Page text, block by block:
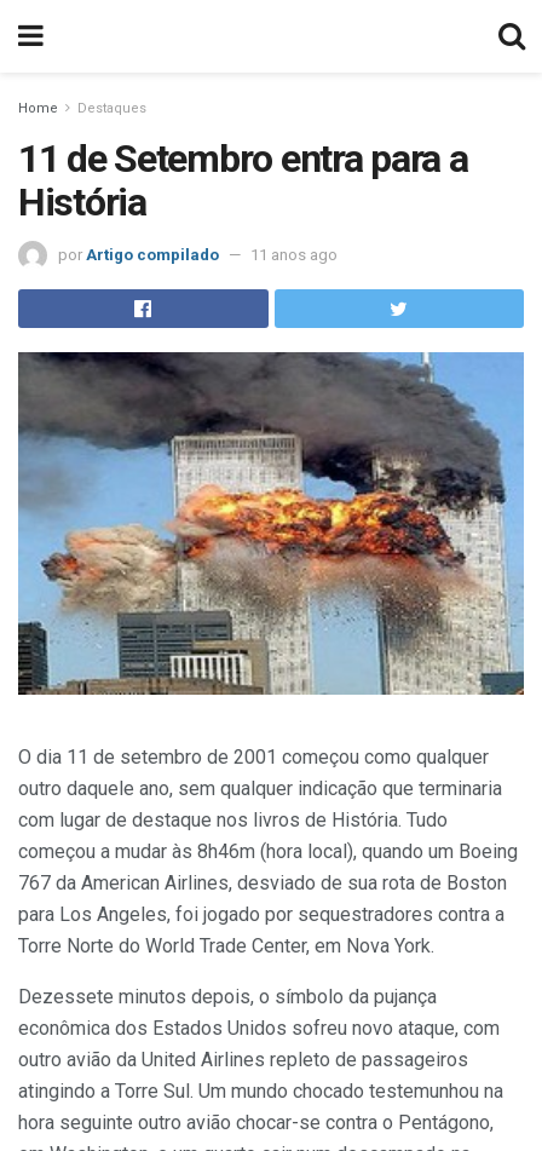
Home Destaques
11 de Setembro entra para a
História
por Artigo compilado 11 anos ago
O dia 11 de setembro de 2001 começou como qualquer
outro daquele ano, sem qualquer indicação que terminaria
com lugar de destaque nos livros de História. Tudo
começou a mudar às 8h46m (hora local), quando um Boeing
767 da American Airlines, desviado de sua rota de Boston
para Los Angeles, foi jogado por sequestradores contra a
Torre Norte do World Trade Center, em Nova York.
Dezessete minutos depois, o símbolo da pujança
econômica dos Estados Unidos sofreu novo ataque, com
outro avião da United Airlines repleto de passageiros
atingindo a Torre Sul. Um mundo chocado testemunhou na
hora seguinte outro avião chocar-se contra o Pentágono,